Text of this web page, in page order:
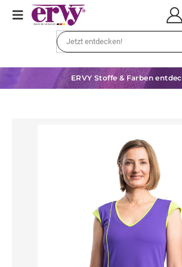
ERVY Stoffe & Farben